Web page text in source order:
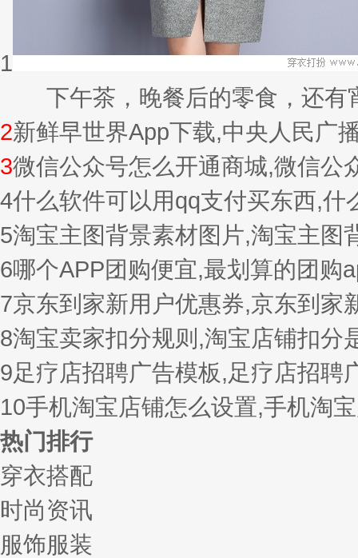
1
下午茶，晚餐后的零食，还有
2新鲜早世界App下载,中央人民广
3微信公众号怎么开通商城,微信公
4什么软件可以用qq支付买东西,什
5淘宝主图背景素材图片,淘宝主图
6哪个APP团购便宜,最划算的团购
7京东到家新用户优惠券,京东到家
8淘宝卖家扣分规则,淘宝店铺扣分
9足疗店招聘广告模板,足疗店招聘
10手机淘宝店铺怎么设置,手机淘
热门排行
穿衣搭配
时尚资讯
服饰服装